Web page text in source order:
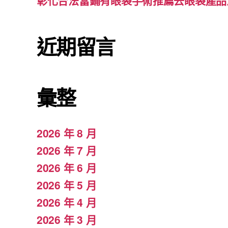
近期留言
彙整
2026 年 8 月
2026 年 7 月
2026 年 6 月
2026 年 5 月
2026 年 4 月
2026 年 3 月